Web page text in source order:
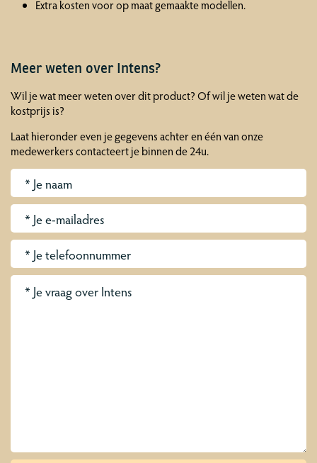
Meer weten over Intens?
Wil je wat meer weten over dit product? Of wil je weten wat de
kostprijs is?
Laat hieronder even je gegevens achter en één van onze
medewerkers contacteert je binnen de 24u.
Extra kosten voor op maat gemaakte modellen.